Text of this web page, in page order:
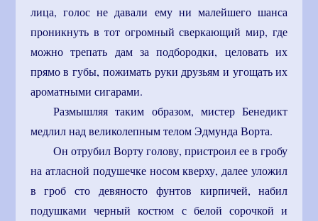
лица, голос не давали ему ни малейшего шанса
проникнуть в тот огромный сверкающий мир, где
можно трепать дам за подбородки, целовать их
прямо в губы, пожимать руки друзьям и угощать их
ароматными сигарами.
Размышляя таким образом, мистер Бенедикт
медлил над великолепным телом Эдмунда Ворта.
Он отрубил Ворту голову, пристроил ее в гробу
на атласной подушечке носом кверху, далее уложил
в гроб сто девяносто фунтов кирпичей, набил
подушками черный костюм с белой сорочкой и